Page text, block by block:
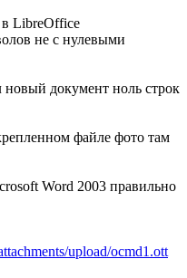
LibreOffice
не с нулевыми
документ ноль строк
файле фото там
Word 2003 правильно
upload/ocmd1.ott